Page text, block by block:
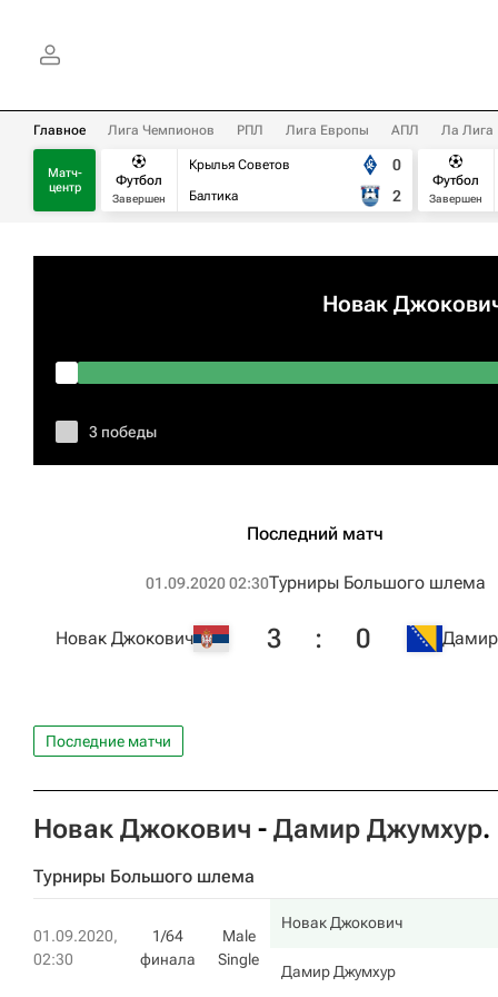
Главное Лига Чемпионов РПЛ Лига Европы АПЛ Ла Лига
Матч-
центр
Футбол
Завершен
Крылья Советов
Балтика
0
2
Футбол
Завершен
Новак
3 победы
Последний матч
01.09.2020 02:30Турниры Большого шлема
Новак Джокович 3 : 0
Последние матчи
Новак Джокович - Дамир Джумхур.
Турниры Большого шлема
01.09.2020,
02:30
1/64
финала
Male
Single
Новак Джокович
Дамир Джумхур